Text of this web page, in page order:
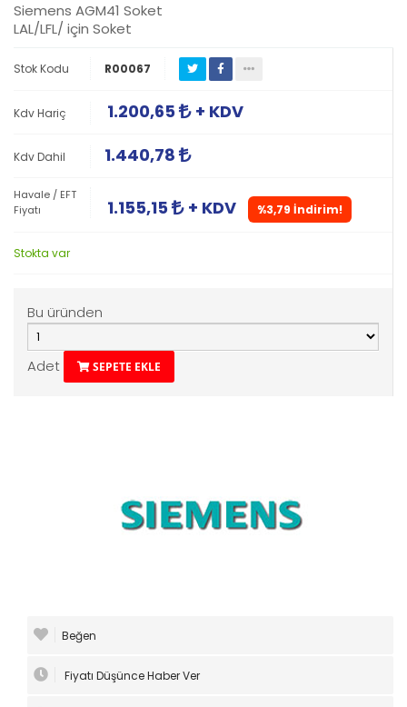
Siemens AGM41 Soket
LAL/LFL/ için Soket
Stok Kodu R00067
Kdv Hariç 1.200,65 + KDV
Kdv Dahil 1.440,78
Havale / EFT
Fiyatı
1.155,15 + KDV %3,79 İndirim!
Stokta var
Bu üründen
Adet SEPETE EKLE
Beğen
Fiyatı Düşünce Haber Ver